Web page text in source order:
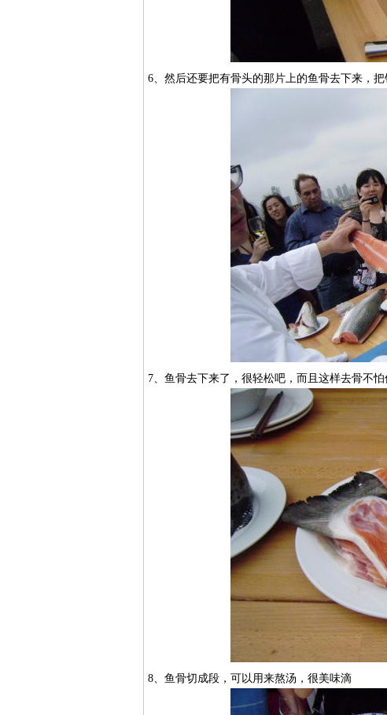
6、然后还要把有骨头的那片上的鱼骨去下来，把
7、鱼骨去下来了，很轻松吧，而且这样去骨不怕
8、鱼骨切成段，可以用来熬汤，很美味滴